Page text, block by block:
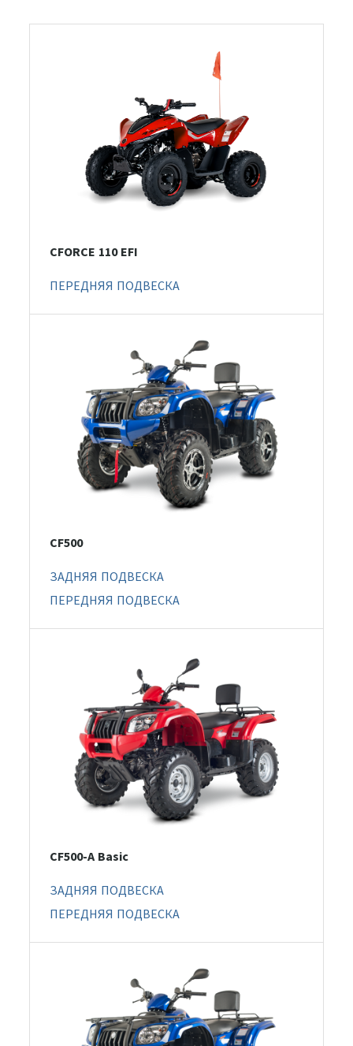
CFORCE 110 EFI
ПЕРЕДНЯЯ ПОДВЕСКА
CF500
ЗАДНЯЯ ПОДВЕСКА
ПЕРЕДНЯЯ ПОДВЕСКА
CF500-A Basic
ЗАДНЯЯ ПОДВЕСКА
ПЕРЕДНЯЯ ПОДВЕСКА